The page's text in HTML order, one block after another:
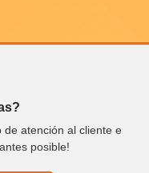
de atención al cliente e
posible!